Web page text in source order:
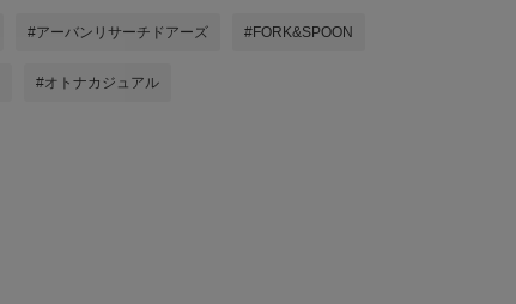
#アーバンリサーチドアーズ #FORK&SPOON
#オトナカジュアル